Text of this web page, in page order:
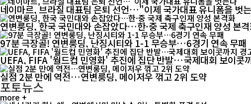
네이마르, 브라질 대표팀 은퇴 선언…"이제 국가대표 유니폼을 벗
연변룽딩, 한국 국민대와 손잡았다…한·중 국제 축구인재 양성 본
97분 극장골! 연변룽딩, 난징시티와 1-1 무승부…6경기 연속 무패
UEFA, FIFA '월드컵 민영화' 추진에 집단 반발…국제대회 보이콧
실점 2분 만에 역전…연변룽딩, 메이저우 꺾고 2위 도약
포토뉴스
more +